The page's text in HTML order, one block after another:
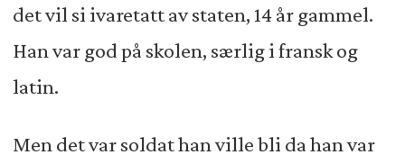
det vil si ivaretatt av staten, 14 år gammel.
Han var god på skolen, særlig i fransk og
latin.
Men det var soldat han ville bli da han var